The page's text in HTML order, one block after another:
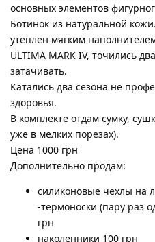
основных элементов
Ботинок из натуральной
утеплен мягким
ULTIMA MARK IV, точились
затачивать.
Катались два сезона не
здоровья.
В комплекте отдам сумку,
уже в мелких порезах).
Цена 1000 грн
Дополнительно продам:
силиконовые чехлы на
-термоноски (пару раз
грн
наколенники 100 грн